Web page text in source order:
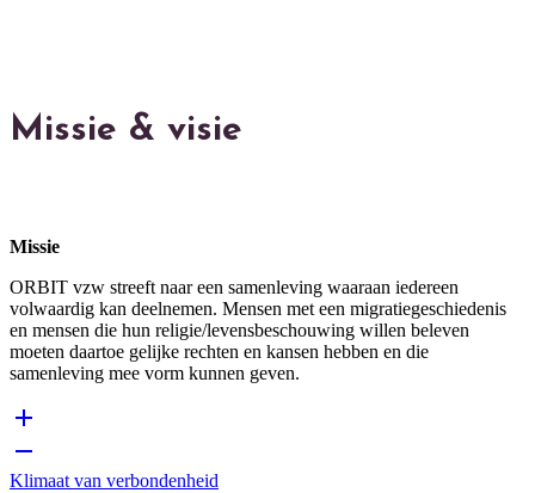
Missie & visie
Missie
ORBIT vzw streeft naar een samenleving waaraan iedereen
volwaardig kan deelnemen. Mensen met een migratiegeschiedenis
en mensen die hun religie/levensbeschouwing willen beleven
moeten daartoe gelijke rechten en kansen hebben en die
samenleving mee vorm kunnen geven.
Klimaat van verbondenheid